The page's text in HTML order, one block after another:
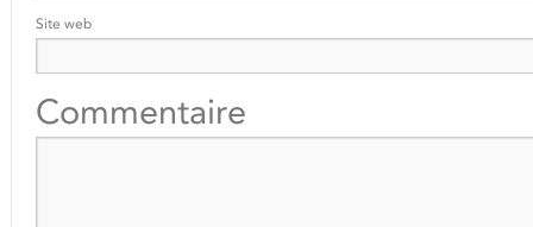
Site web
Commentaire